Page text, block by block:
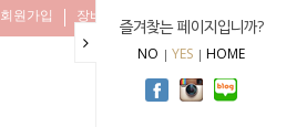
즐겨찾는 페이지입니까?
NO YES HOME
회원가입 장바구니